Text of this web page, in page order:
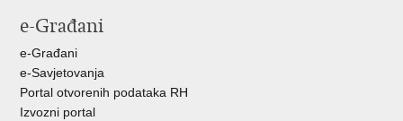
e-Građani
e-Građani
e-Savjetovanja
Portal otvorenih podataka RH
Izvozni portal